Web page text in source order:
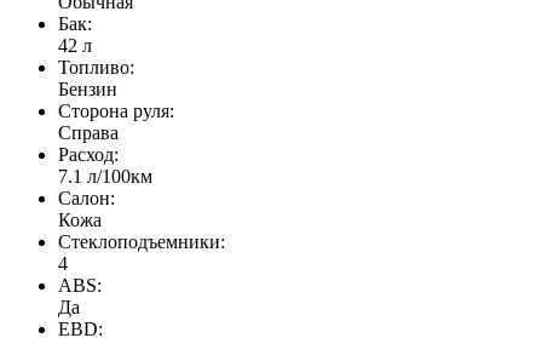
Бак:
42 л
Топливо:
Бензин
Сторона руля:
Справа
Расход:
7.1 л/100км
Салон:
Кожа
Стеклоподъемники:
4
ABS:
Да
EBD: